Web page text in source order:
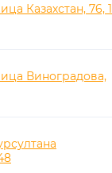
Казахстан, 76, 1
Виноградова,